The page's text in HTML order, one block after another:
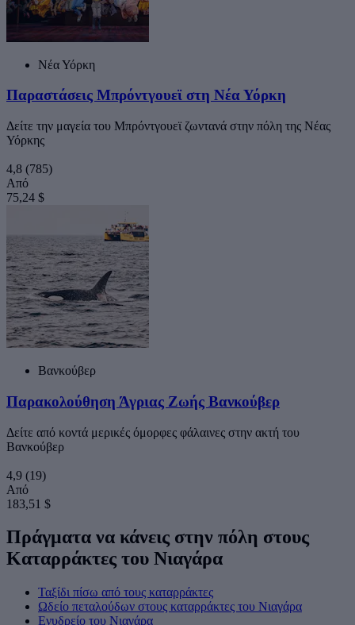
Νέα Υόρκη
Παραστάσεις Μπρόντγουεϊ στη Νέα Υόρκη
Δείτε την μαγεία του Μπρόντγουεϊ ζωντανά στην πόλη της Νέας
Υόρκης
4,8 (785)
Από
75,24 $
Βανκούβερ
Παρακολούθηση Άγριας Ζωής Βανκούβερ
Δείτε από κοντά μερικές όμορφες φάλαινες στην ακτή του
Βανκούβερ
4,9 (19)
Από
183,51 $
Πράγματα να κάνεις στην πόλη στους
Καταρράκτες του Νιαγάρα
Ταξίδι πίσω από τους καταρράκτες
Ωδείο πεταλούδων στους καταρράκτες του Νιαγάρα
Ενυδρείο του Νιαγάρα